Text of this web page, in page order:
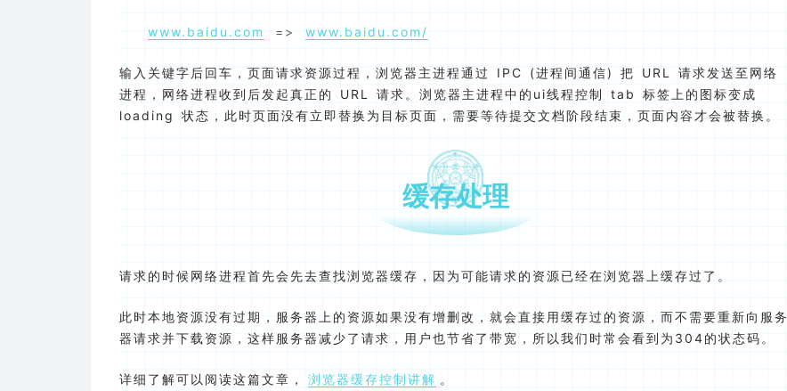
www.baidu.com => www.baidu.com/
输入关键字后回车，页面请求资源过程，浏览器主进程通过 IPC (进程间通信) 把 URL 请求发送至网络
进程，网络进程收到后发起真正的 URL 请求。浏览器主进程中的ui线程控制 tab 标签上的图标变成
loading 状态，此时页面没有立即替换为目标页面，需要等待提交文档阶段结束，页面内容才会被替换。
缓存处理
请求的时候网络进程首先会先去查找浏览器缓存，因为可能请求的资源已经在浏览器上缓存过了。
此时本地资源没有过期，服务器上的资源如果没有增删改，就会直接用缓存过的资源，而不需要重新向服务
器请求并下载资源，这样服务器减少了请求，用户也节省了带宽，所以我们时常会看到为304的状态码。
详细了解可以阅读这篇文章， 浏览器缓存控制讲解 。